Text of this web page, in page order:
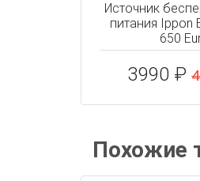
Источник
питания Ippon
650
3990 ₽
Похожие